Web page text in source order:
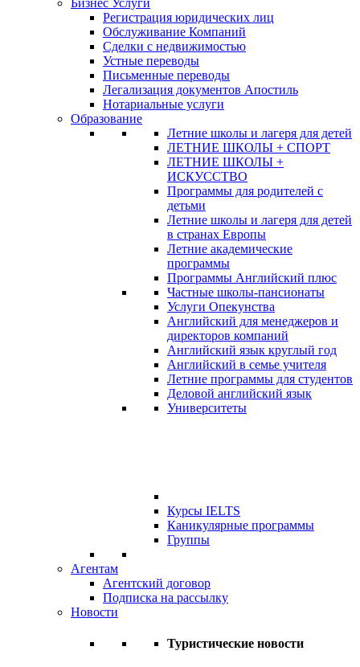
Бизнес Услуги
Регистрация юридических лиц
Обслуживание Компаний
Сделки с недвижимостью
Устные переводы
Письменные переводы
Легализация документов Апостиль
Нотариальные услуги
Образование
Летние школы и лагеря для детей
ЛЕТНИЕ ШКОЛЫ + СПОРТ
ЛЕТНИЕ ШКОЛЫ +
ИСКУССТВО
Программы для родителей с
детьми
Летние школы и лагеря для детей
в странах Европы
Летние академические
программы
Программы Английский плюс
Частные школы-пансионаты
Услуги Опекунства
Английский для менеджеров и
директоров компаний
Английский язык круглый год
Английский в семье учителя
Летние программы для студентов
Деловой английский язык
Университеты
Курсы IELTS
Каникулярные программы
Группы
Агентам
Агентский договор
Подписка на рассылку
Новости
Туристические новости